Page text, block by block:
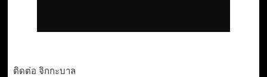
ติดต่อ จิกกะบาล